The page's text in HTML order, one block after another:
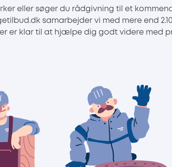
eller søger du rådgivning til et
samarbejder vi med mere end
er klar til at hjælpe dig godt videre med